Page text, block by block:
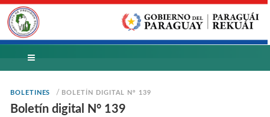
BOLETINES / BOLETÍN DIGITAL N° 139
Boletín digital N° 139